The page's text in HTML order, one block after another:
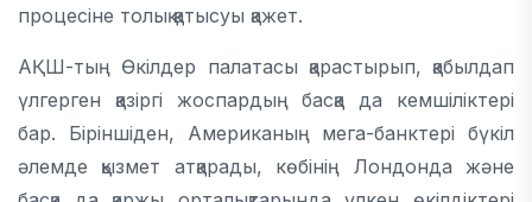
процесіне толық қатысуы қажет.
АҚШ-тың Өкілдер палатасы қарастырып, қабылдап
үлгерген қазіргі жоспардың басқа да кемшіліктері
бар. Біріншіден, Американың мега-банктері бүкіл
әлемде қызмет атқарады, көбінің Лондонда және